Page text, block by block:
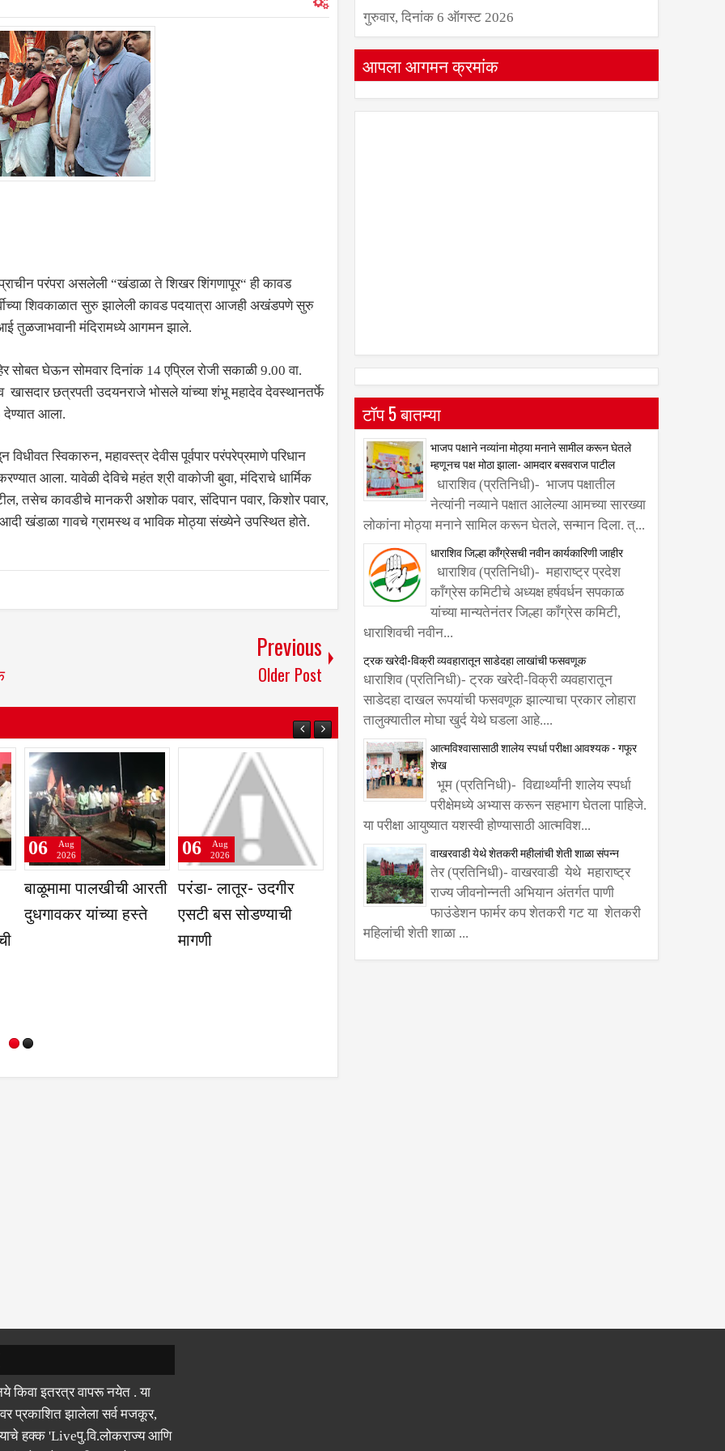
परंपरा असलेली “खंडाळा ते शिखर शिंगणापूर“ ही कावड
शिवकाळात सुरु झालेली कावड पदयात्रा आजही अखंडपणे सुरु
तुळजाभवानी मंदिरामध्ये आगमन झाले.
सोबत घेऊन सोमवार दिनांक 14 एप्रिल रोजी सकाळी 9.00 वा.
खासदार छत्रपती उदयनराजे भोसले यांच्या शंभू महादेव देवस्थानतर्फे
देण्यात आला.
स्विकारुन, महावस्त्र देवीस पूर्वपार परंपरेप्रमाणे परिधान
आला. यावेळी देविचे महंत श्री वाकोजी बुवा, मंदिराचे धार्मिक
तसेच कावडीचे मानकरी अशोक पवार, संदिपान पवार, किशोर पवार,
खंडाळा गावचे ग्रामस्थ व भाविक मोठ्या संख्येने उपस्थित होते.
Previous
Older Post
या
प्रवेश परीक्षांतील
टक्केवारी आणि
पर्सेंटाइलचा फरक समजून
06
Aug
2026
नगरसेवकांनी घेतली
विकास कामासंदर्भात
उपविभागीय अधिकाऱ्यांची
06
Aug
2026
गुरुवार, दिनांक 6 ऑगस्ट 2026
आपला आगमन क्रमांक
टॉप 5 बातम्या
भाजप पक्षाने नव्यांना मोठ्या मनाने सामील करून घेतले
म्हणूनच पक्ष मोठा झाला- आमदार बसवराज पाटील
धाराशिव (प्रतिनिधी)- भाजप पक्षातील
नेत्यांनी नव्याने पक्षात आलेल्या आमच्या सारख्या
लोकांना मोठ्या मनाने सामिल करून घेतले, सन्मान दिला. त्...
धाराशिव जिल्हा काँग्रेसची नवीन कार्यकारिणी जाहीर
धाराशिव (प्रतिनिधी)- महाराष्ट्र प्रदेश
काँग्रेस कमिटीचे अध्यक्ष हर्षवर्धन सपकाळ
यांच्या मान्यतेनंतर जिल्हा काँग्रेस कमिटी,
धाराशिवची नवीन...
ट्रक खरेदी-विक्री व्यवहारातून साडेदहा लाखांची फसवणूक
धाराशिव (प्रतिनिधी)- ट्रक खरेदी-विक्री व्यवहारातून
साडेदहा दाखल रूपयांची फसवणूक झाल्याचा प्रकार लोहारा
तालुक्यातील मोघा खुर्द येथे घडला आहे....
आत्मविश्वासासाठी शालेय स्पर्धा परीक्षा आवश्यक - गफूर
शेख
भूम (प्रतिनिधी)- विद्यार्थ्यांनी शालेय स्पर्धा
परीक्षेमध्ये अभ्यास करून सहभाग घेतला पाहिजे.
या परीक्षा आयुष्यात यशस्वी होण्यासाठी आत्मविश...
वाखरवाडी येथे शेतकरी महीलांची शेती शाळा संपन्न
तेर (प्रतिनिधी)- वाखरवाडी येथे महाराष्ट्र
राज्य जीवनोन्नती अभियान अंतर्गत पाणी
फाउंडेशन फार्मर कप शेतकरी गट या शेतकरी
महिलांची शेती शाळा ...
किवा इतरत्र वापरू नयेत . या
प्रकाशित झालेला सर्व मजकूर,
हक्क 'Liveपु.वि.लोकराज्य आणि